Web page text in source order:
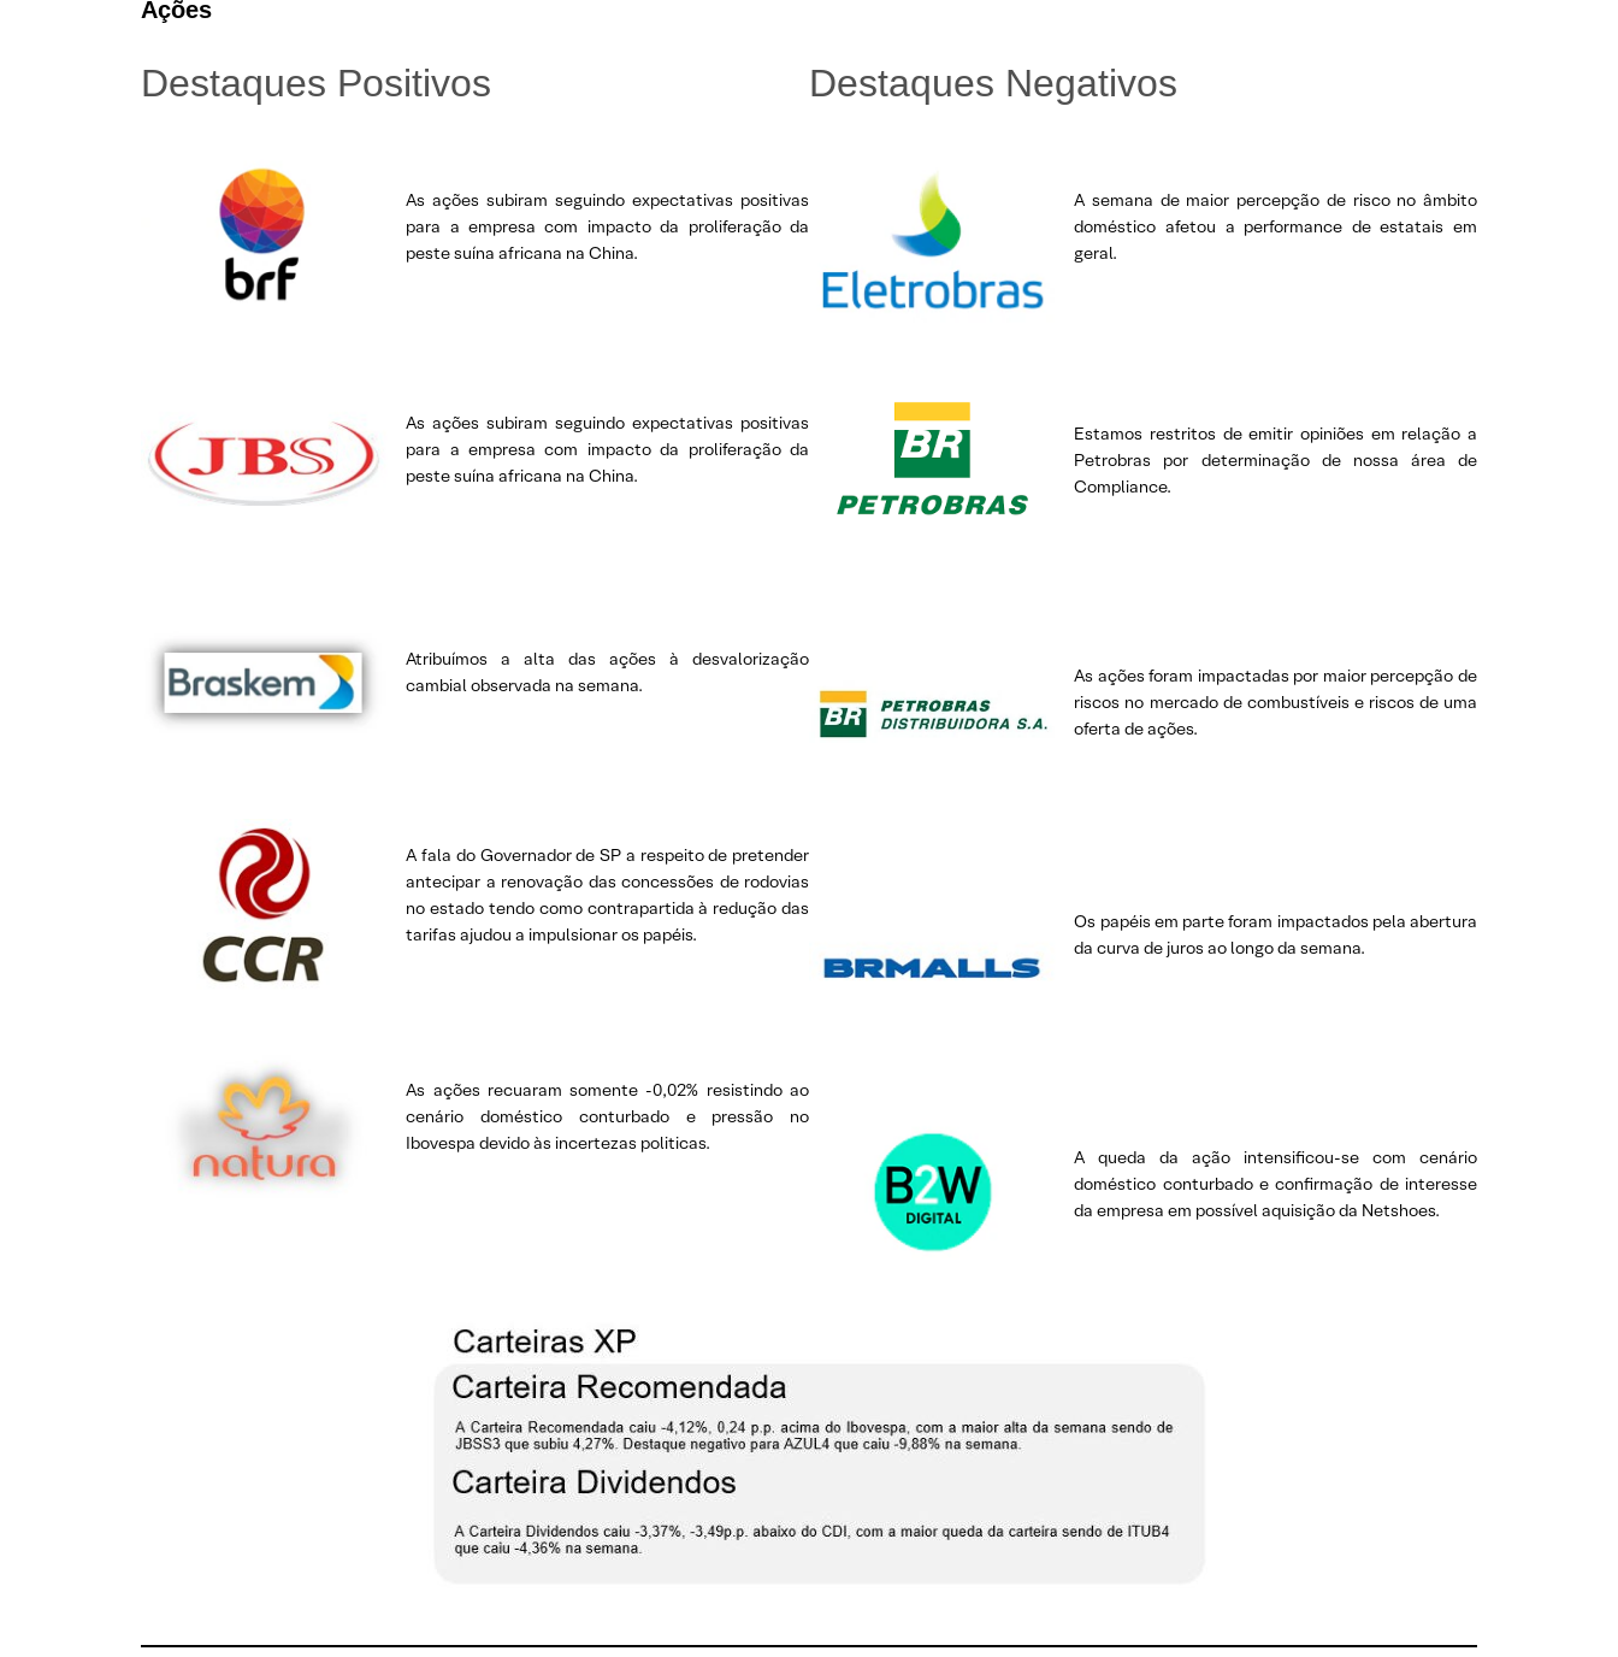
Ações
Destaques Positivos Destaques Negativos
As ações subiram seguindo expectativas positivas
para a empresa com impacto da proliferação da
peste suína africana na China.
As ações subiram seguindo expectativas positivas
para a empresa com impacto da proliferação da
peste suína africana na China.
Atribuímos a alta das ações à desvalorização
cambial observada na semana.
A fala do Governador de SP a respeito de pretender
antecipar a renovação das concessões de rodovias
no estado tendo como contrapartida à redução das
tarifas ajudou a impulsionar os papéis.
As ações recuaram somente -0,02% resistindo ao
cenário doméstico conturbado e pressão no
Ibovespa devido às incertezas politicas.
A semana de maior percepção de risco no âmbito
doméstico afetou a performance de estatais em
geral.
Estamos restritos de emitir opiniões em relação a
Petrobras por determinação de nossa área de
Compliance.
As ações foram impactadas por maior percepção de
riscos no mercado de combustíveis e riscos de uma
oferta de ações.
Os papéis em parte foram impactados pela abertura
da curva de juros ao longo da semana.
A queda da ação intensificou-se com cenário
doméstico conturbado e confirmação de interesse
da empresa em possível aquisição da Netshoes.